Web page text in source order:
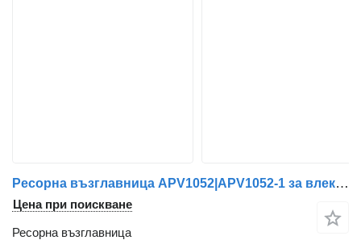
Ресорна възглавница APV1052|APV1052-1 за влекач Scania
Цена при поискване
Ресорна възглавница